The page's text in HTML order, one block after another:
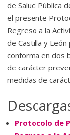
de Salud Pública
el presente
Regreso a la
de Castilla y
conforma en dos
de carácter
medidas de
Protocolo de